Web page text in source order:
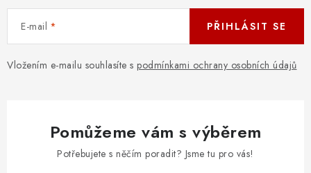
E-mail
Vložením e-mailu souhlasíte s podmínkami ochrany osobních údajů
PŘIHLÁSIT SE
Pomůžeme vám s výběrem
Potřebujete s něčím poradit? Jsme tu pro vás!